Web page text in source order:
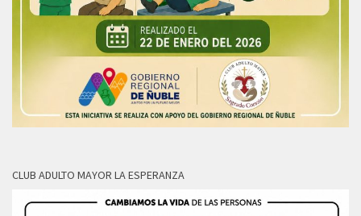
CLUB ADULTO MAYOR LA ESPERANZA